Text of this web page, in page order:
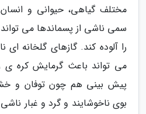
مختلف گیاهی، حیوانی و
سمی ناشی از پسماندها می
را آلوده کند. گازهای گلخانه
می تواند باعث گرمایش کره ی
پیش بینی هم چون توفان و
بوی ناخوشایند و گرد و غبار